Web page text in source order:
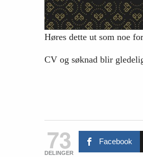
Høres dette ut som noe
CV og søknad blir
73
DELINGER
Facebook